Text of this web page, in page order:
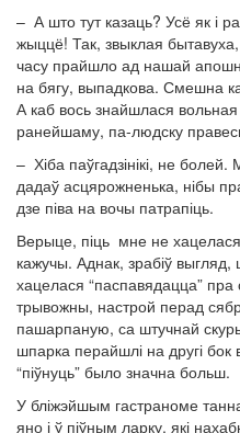
– А што тут казаць? Усё як
жыццё! Так, звыклая
часу прайшло ад нашай
на бягу, выпадкова. Смешна
А каб вось знайшлася вольная
ранейшаму, па-людску
– Хіба паўгадзінікі, не
дадаў асцярожненька, нібы
дзе піва на вочы патрапіць.
Верыце, піць мне не
кажучы. Аднак, зрабіў выгляд,
хацелася “паспавядацца”
трывожны, настрой перад
пашарпаную, са штучнай
шпарка перайшлі на другі
“піўнуць” было значна больш.
У бліжэйшым гастраноме
яно і ў піўным ларку, які